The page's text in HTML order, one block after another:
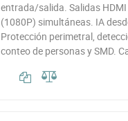
entrada/salida. Salidas HDMI
(1080P) simultáneas. IA
Protección perimetral,
conteo de personas y SMD.